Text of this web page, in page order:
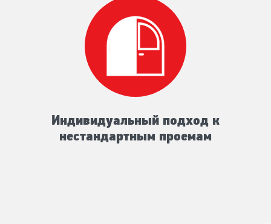
Индивидуальный подход к
нестандартным проемам